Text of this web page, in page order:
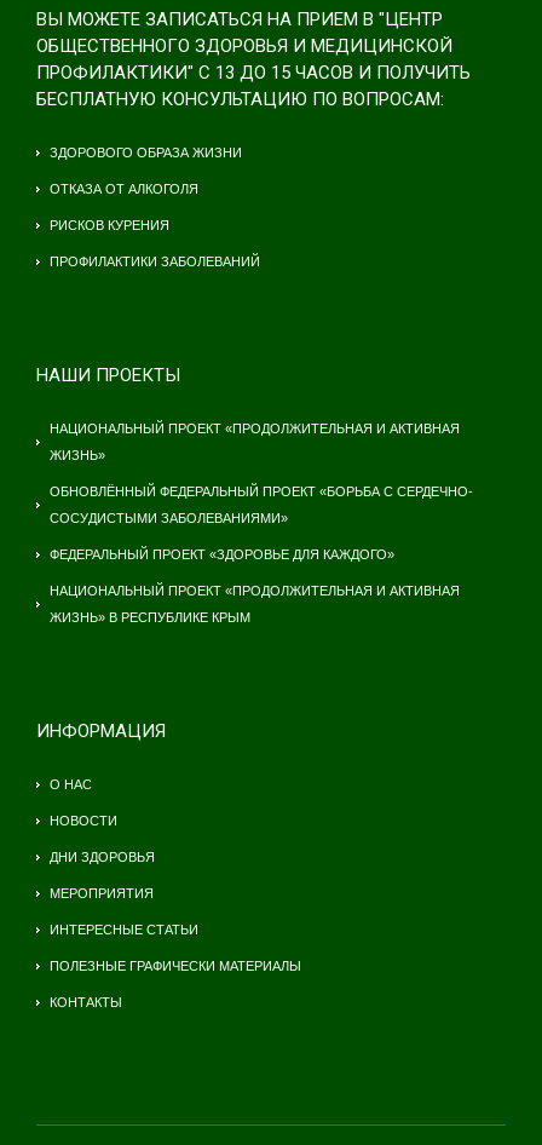
ВЫ МОЖЕТЕ ЗАПИСАТЬСЯ НА ПРИЕМ В "ЦЕНТР
ОБЩЕСТВЕННОГО ЗДОРОВЬЯ И МЕДИЦИНСКОЙ
ПРОФИЛАКТИКИ" С 13 ДО 15 ЧАСОВ И ПОЛУЧИТЬ
БЕСПЛАТНУЮ КОНСУЛЬТАЦИЮ ПО ВОПРОСАМ:
ЗДОРОВОГО ОБРАЗА ЖИЗНИ
ОТКАЗА ОТ АЛКОГОЛЯ
РИСКОВ КУРЕНИЯ
ПРОФИЛАКТИКИ ЗАБОЛЕВАНИЙ
НАШИ ПРОЕКТЫ
НАЦИОНАЛЬНЫЙ ПРОЕКТ «ПРОДОЛЖИТЕЛЬНАЯ И АКТИВНАЯ
ЖИЗНЬ»
ОБНОВЛЁННЫЙ ФЕДЕРАЛЬНЫЙ ПРОЕКТ «БОРЬБА С СЕРДЕЧНО-
СОСУДИСТЫМИ ЗАБОЛЕВАНИЯМИ»
ФЕДЕРАЛЬНЫЙ ПРОЕКТ «ЗДОРОВЬЕ ДЛЯ КАЖДОГО»
НАЦИОНАЛЬНЫЙ ПРОЕКТ «ПРОДОЛЖИТЕЛЬНАЯ И АКТИВНАЯ
ЖИЗНЬ» В РЕСПУБЛИКЕ КРЫМ
ИНФОРМАЦИЯ
О НАС
НОВОСТИ
ДНИ ЗДОРОВЬЯ
МЕРОПРИЯТИЯ
ИНТЕРЕСНЫЕ СТАТЬИ
ПОЛЕЗНЫЕ ГРАФИЧЕСКИ МАТЕРИАЛЫ
КОНТАКТЫ